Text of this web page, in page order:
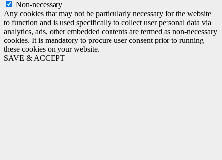
Non-necessary
Any cookies that may not be particularly necessary for the website
to function and is used specifically to collect user personal data via
analytics, ads, other embedded contents are termed as non-necessary
cookies. It is mandatory to procure user consent prior to running
these cookies on your website.
SAVE & ACCEPT